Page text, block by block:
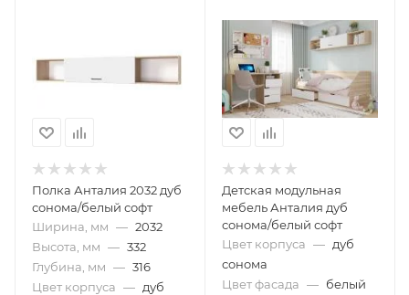
Полка Анталия 2032 дуб
сонома/белый софт
Ширина, мм — 2032
Высота, мм — 332
Глубина, мм — 316
Цвет корпуса — дуб
Детская модульная
мебель Анталия дуб
сонома/белый софт
Цвет корпуса — дуб
сонома
Цвет фасада — белый